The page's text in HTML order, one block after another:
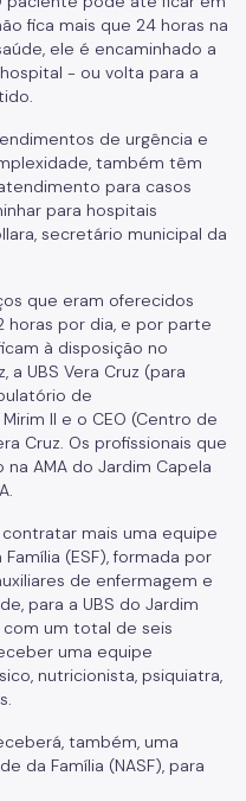
fica mais que 24 horas na
ele é encaminhado a
- ou volta para a
de urgência e
também têm
para casos
para hospitais
secretário municipal da
que eram oferecidos
horas por dia, e por parte
à disposição no
a UBS Vera Cruz (para
de
II e o CEO (Centro de
Cruz. Os profissionais que
AMA do Jardim Capela
mais uma equipe
(ESF), formada por
de enfermagem e
para a UBS do Jardim
com um total de seis
uma equipe
nutricionista, psiquiatra,
também, uma
da Família (NASF), para